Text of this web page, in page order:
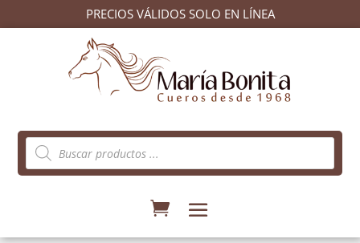
PRECIOS VÁLIDOS SOLO EN LÍNEA
Búsqueda
de
productos